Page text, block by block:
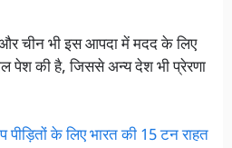
चीन भी इस आपदा में मदद के लिए
पेश की है, जिससे अन्य देश भी प्रेरणा